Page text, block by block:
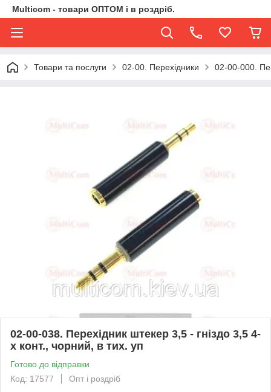
Multicom - товари ОПТОМ і в роздріб.
Товари та послуги 02-00. Перехідники 02-00-000.
02-00-038. Перехідник штекер 3,5 - гніздо 3,5 4-
х конт., чорний, в тих. уп
Готово до відправки
Код: 17577
Опт і роздріб